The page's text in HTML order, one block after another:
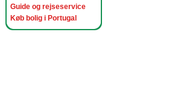
Guide og rejseservice
Køb bolig i Portugal